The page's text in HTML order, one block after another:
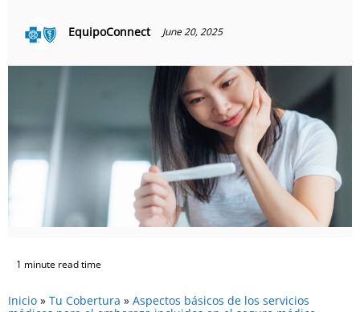
EquipoConnect June 20, 2025
1 minute read time
Inicio » Tu Cobertura » Aspectos básicos de los servicios